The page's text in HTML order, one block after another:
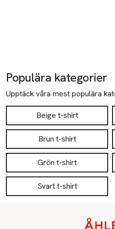
Populära kategorier
Upptäck våra mest populära
Beige t-shirt
Brun t-shirt
Grön t-shirt
Svart t-shirt